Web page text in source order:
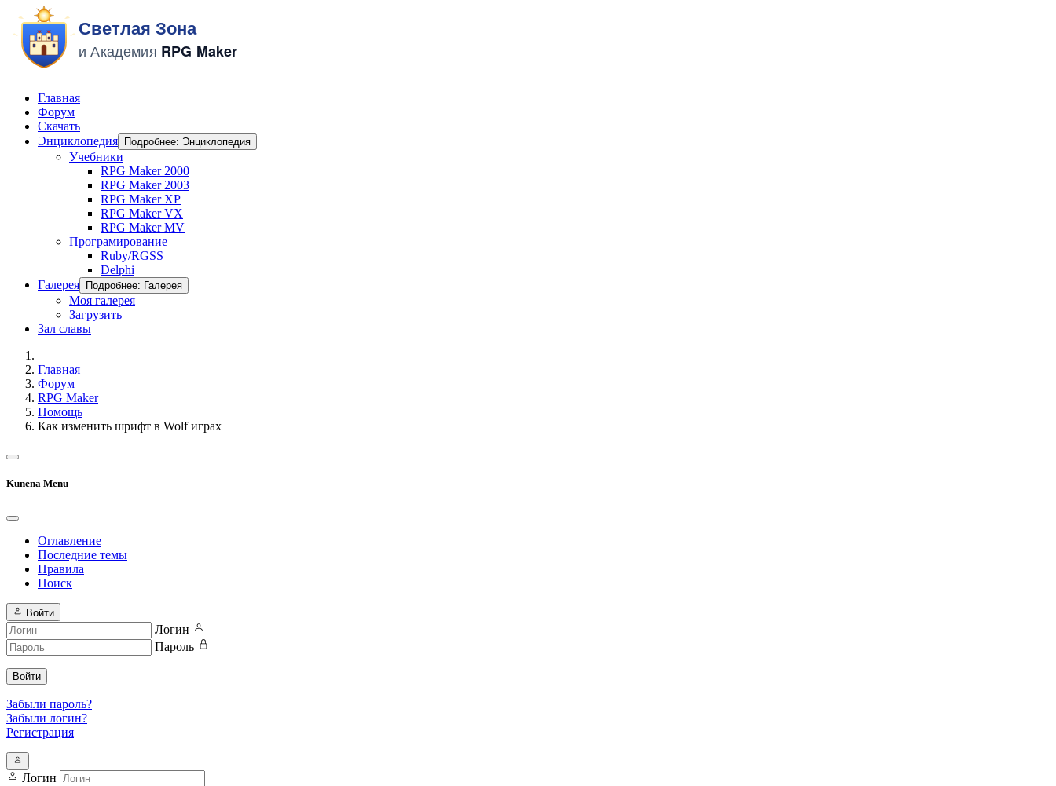
Главная
Форум
Скачать
Энциклопедия
Подробнее: Энциклопедия
Учебники
RPG Maker 2000
RPG Maker 2003
RPG Maker XP
RPG Maker VX
RPG Maker MV
Програмирование
Ruby/RGSS
Delphi
Галерея
Подробнее: Галерея
Моя галерея
Загрузить
Зал славы
Главная
Форум
RPG Maker
Помощь
Как изменить шрифт в Wolf играх
Kunena Menu
Оглавление
Последние темы
Правила
Поиск
Войти
Логин
Пароль
Войти
Забыли пароль?
Забыли логин?
Регистрация
Логин